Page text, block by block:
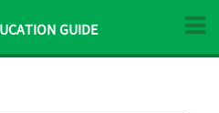
GUIDE